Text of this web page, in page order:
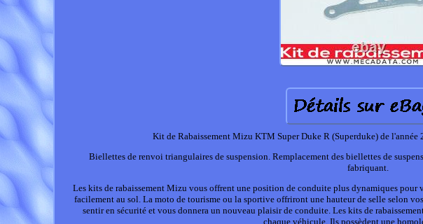
Kit de Rabaissement Mizu KTM Super Duke R (Superduke) de l'année
Biellettes de renvoi triangulaires de suspension. Remplacement des biellettes de
fabriquant.
Les kits de rabaissement Mizu vous offrent une position de conduite plus dynamiques pour
facilement au sol. La moto de tourisme ou la sportive offriront une hauteur de selle selon
sentir en sécurité et vous donnera un nouveau plaisir de conduite. Les kits de
chaque véhicule. Ils possèdent une